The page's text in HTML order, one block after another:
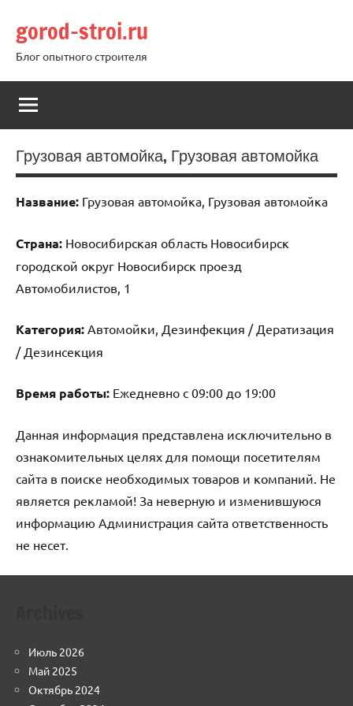
содержимому
gorod-stroi.ru
Блог опытного строителя
Грузовая автомойка, Грузовая автомойка
Название: Грузовая автомойка, Грузовая автомойка
Страна: Новосибирская область Новосибирск
городской округ Новосибирск проезд
Автомобилистов, 1
Категория: Автомойки, Дезинфекция / Дератизация
/ Дезинсекция
Время работы: Ежедневно с 09:00 до 19:00
Данная информация представлена исключительно в
ознакомительных целях для помощи посетителям
сайта в поиске необходимых товаров и компаний. Не
является рекламой! За неверную и изменившуюся
информацию Администрация сайта ответственность
не несет.
Июль 2026
Май 2025
Октябрь 2024